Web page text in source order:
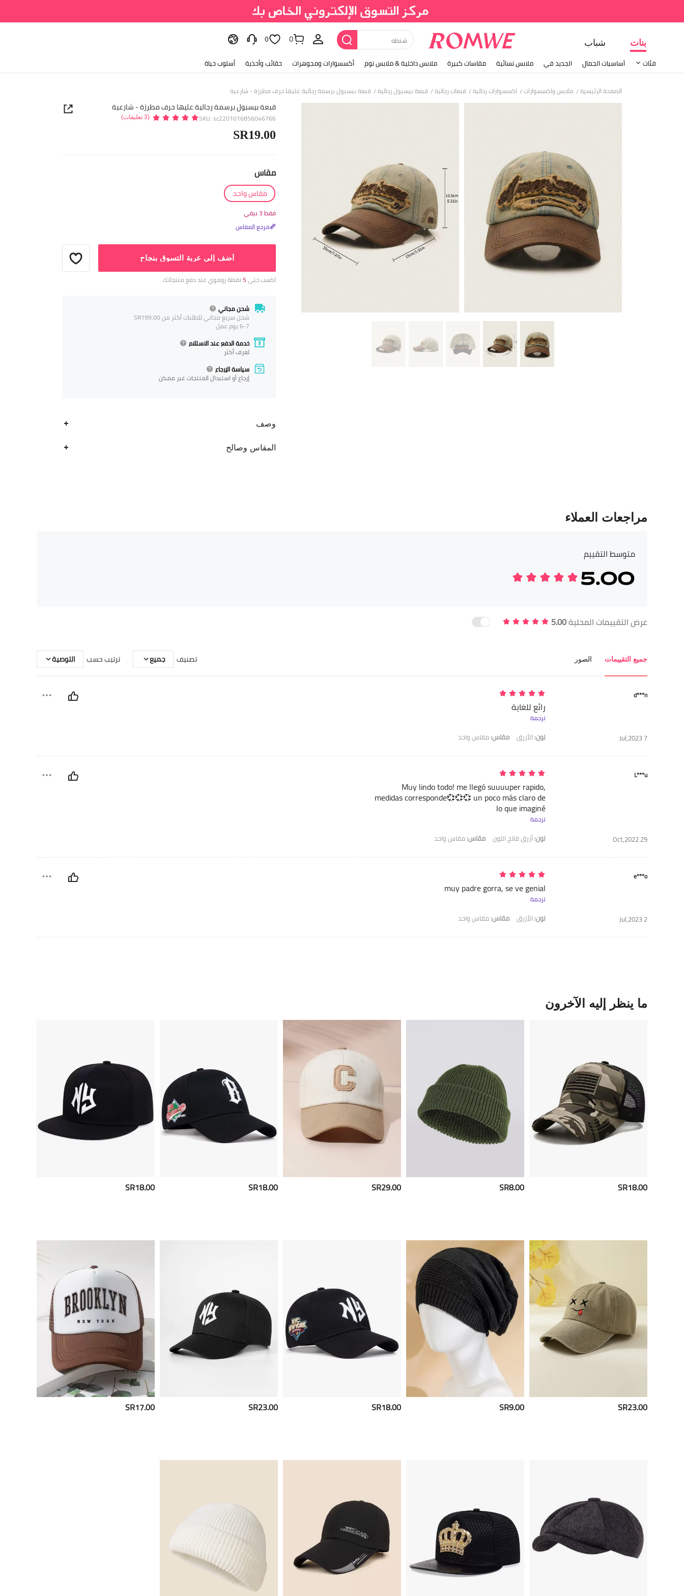
بنات شباب حذاء 0
0
فئات أساسيات الجمال الجديد في ملابس نسائية مقاسات كبيرة ملابس داخلية & ملابس نوم أكسسوارات ومجوهرات حقائب وأحذية أسلوب حياة
الصفحة الرئيسية/ ملابس واكسسوارات/ اكسسوارات رجالية/ قبعات رجالية/ قبعة بيسبول رجالية/ قبعة بيسبول برسمة رجالية عليها حرف مطرزة - شارعية
قبعة بيسبول برسمة رجالية عليها حرف مطرزة - شارعية
SKU: sc2201016856046766 (3 تعليقات)
SR19.00
مقاس
مقاس واحد
فقط 3 بيقي
مرجع المقاس
أضف إلى عربة التسوق بنجاح
اكسب حتى5نقطة روموي عند دفع منتجاتك.
شحن مجاني
شحن سريع مجاني للطلبات أكثر من SR199.00
6-7 يوم عمل
خدمة الدفع عند الاستلام
لعرف أكثر
سياسة الإرجاع
إرجاع أو استبدال المنتجات غير ممكن
وصف
المقاس وصالح
مراجعات العملاء
متوسط التقييم
5.00
عرض التقييمات المحلية5.00
جميع التقييمات الصور تصنيف جميع ترتيب حسب التوصية
d***n
7 Jul,2023
رائع للغاية
ترجمة
لون: الأزرق مقاس:مقاس واحد
L***u
29 Oct,2022
Muy lindo todo! me llegó suuuuper rapido,
medidas corresponde💞💞💞 un poco más claro de
lo que imaginé
ترجمة
لون:أزرق فاتح اللون مقاس:مقاس واحد
e***o
2 Jul,2023
muy padre gorra, se ve genial
ترجمة
لون: الأزرق مقاس:مقاس واحد
ما ينظر إليه الآخرون
SR18.00
SR8.00
SR29.00
SR18.00
SR18.00
SR23.00
SR9.00
SR18.00
SR23.00
SR17.00